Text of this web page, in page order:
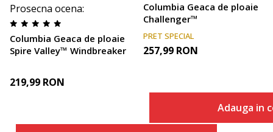
Prosecna ocena:
Columbia Geaca de ploaie
Spire Valley™ Windbreaker
219,99 RON
Columbia Geaca de ploaie
Challenger™
PRET SPECIAL
257,99 RON
Adauga in